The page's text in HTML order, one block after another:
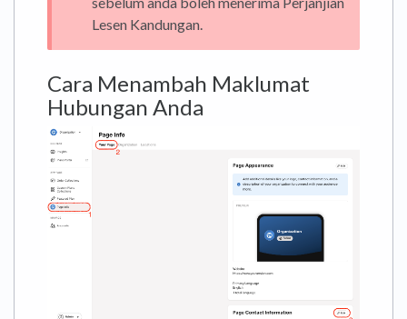
Lesen Kandungan.
Cara Menambah Maklumat
Hubungan Anda